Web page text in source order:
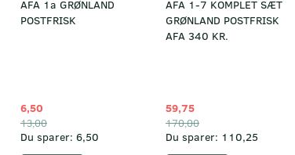
AFA 1a GRØNLAND
POSTFRISK
6,50
13,00
Du sparer: 6,50
AFA 1-7 KOMPLET SÆT
GRØNLAND POSTFRISK
AFA 340 KR.
59,75
170,00
Du sparer: 110,25